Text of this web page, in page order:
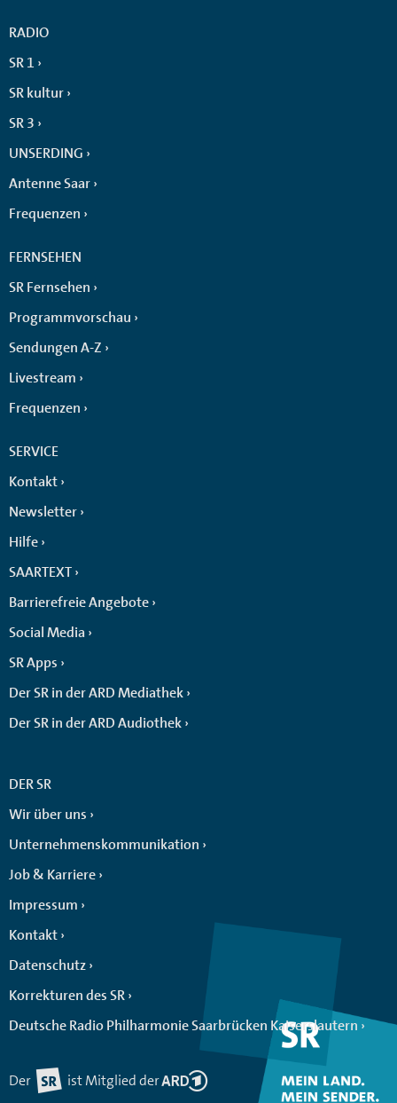
RADIO
SR 1
SR kultur
SR 3
UNSERDING
Antenne Saar
Frequenzen
FERNSEHEN
SR Fernsehen
Programmvorschau
Sendungen A-Z
Livestream
Frequenzen
SERVICE
Kontakt
Newsletter
Hilfe
SAARTEXT
Barrierefreie Angebote
Social Media
SR Apps
Der SR in der ARD Mediathek
Der SR in der ARD Audiothek
DER SR
Wir über uns
Unternehmenskommunikation
Job & Karriere
Impressum
Kontakt
Datenschutz
Korrekturen des SR
Deutsche Radio Philharmonie Saarbrücken Kaiserslautern
Der ist Mitglied der